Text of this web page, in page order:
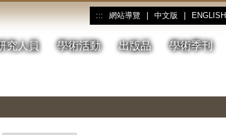
::: 網站導覽 中文版 ENGLISH
究人員 學術活動 出版品 學術季刊